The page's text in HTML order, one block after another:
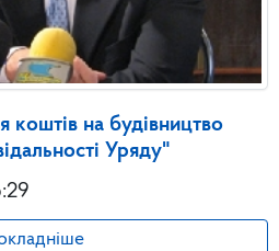
на будівництво
Уряду"